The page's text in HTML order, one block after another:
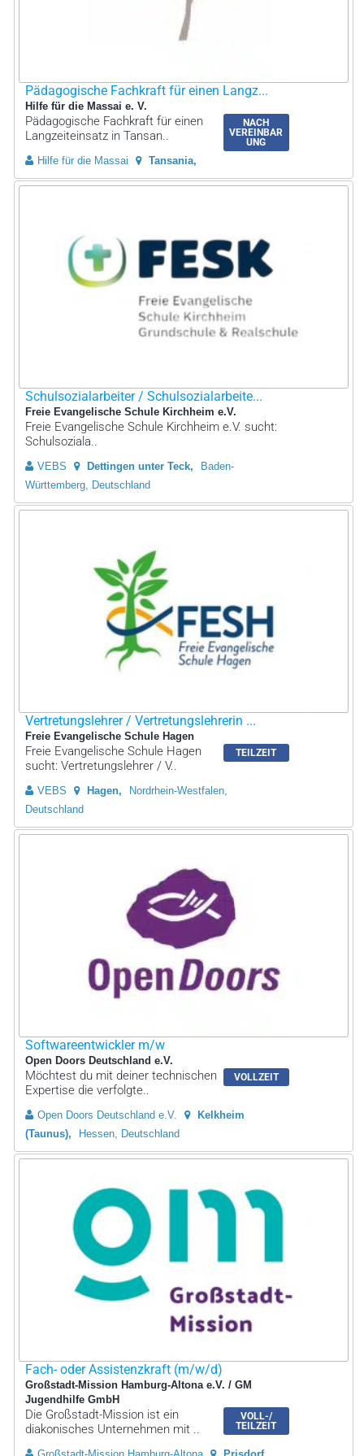
Pädagogische Fachkraft für einen Langz...
Hilfe für die Massai e. V.
NACH
VEREINBAR
UNG
Pädagogische Fachkraft für einen
Langzeiteinsatz in Tansan..
Hilfe für die Massai Tansania
Schulsozialarbeiter / Schulsozialarbeite...
Freie Evangelische Schule Kirchheim e.V.
Freie Evangelische Schule Kirchheim e.V. sucht:
Schulsoziala..
VEBS Dettingen unter Teck
Baden-
Württemberg, Deutschland
Vertretungslehrer / Vertretungslehrerin ...
Freie Evangelische Schule Hagen
TEILZEIT
Freie Evangelische Schule Hagen
sucht: Vertretungslehrer / V..
VEBS Hagen
Nordrhein-Westfalen,
Deutschland
Softwareentwickler m/w
Open Doors Deutschland e.V.
VOLLZEIT
Möchtest du mit deiner technischen
Expertise die verfolgte..
Open Doors Deutschland e.V.
Kelkheim
(Taunus)
Hessen, Deutschland
Fach- oder Assistenzkraft (m/w/d)
Großstadt-Mission Hamburg-Altona e.V. / GM
Jugendhilfe GmbH
VOLL-/
TEILZEIT
Die Großstadt-Mission ist ein
diakonisches Unternehmen mit ..